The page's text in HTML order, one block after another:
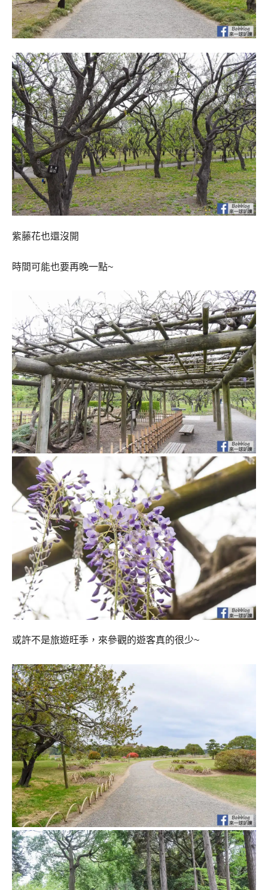
紫藤花也還沒開
時間可能也要再晚一點~
或許不是旅遊旺季，來參觀的遊客真的很少~